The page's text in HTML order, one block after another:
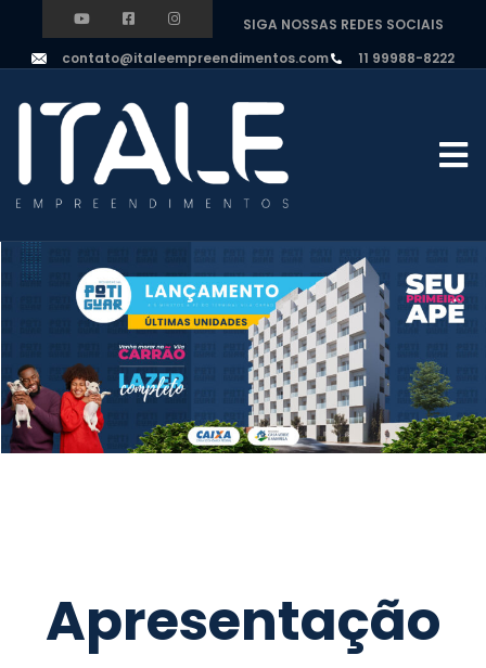
SIGA NOSSAS REDES SOCIAIS
contato@italeempreendimentos.com
11 99988-8222
Apresentação